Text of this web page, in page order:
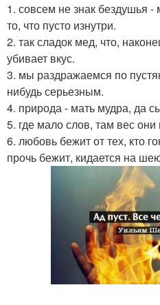
1. совсем не знак бездушья
то, что пусто изнутри.
2. так сладок мед, что,
убивает вкус.
3. мы раздражаемся по
нибудь серьезным.
4. природа - мать мудра, да
5. где мало слов, там вес
6. любовь бежит от тех, кто
прочь бежит, кидается на